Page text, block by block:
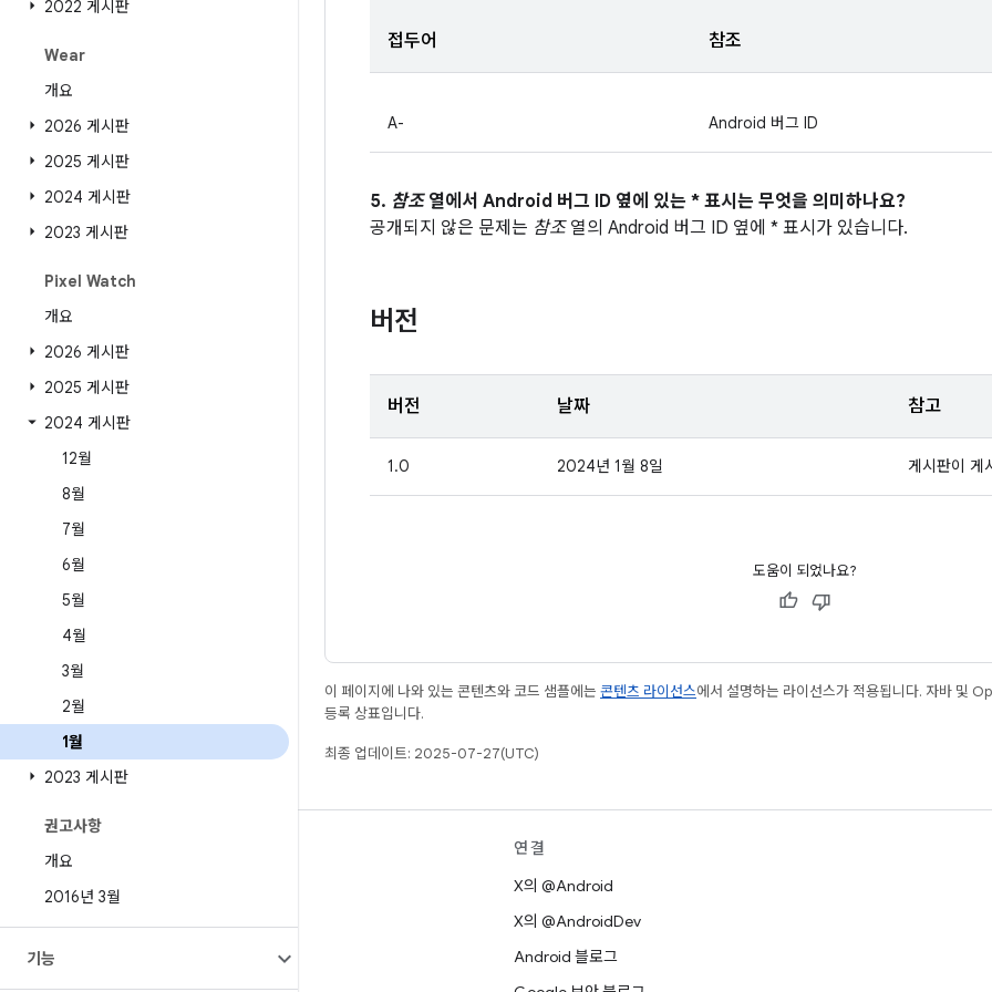
2022 게시판
Wear
개요
2026 게시판
2025 게시판
2024 게시판
2023 게시판
Pixel Watch
개요
2026 게시판
2025 게시판
2024 게시판
12월
8월
7월
6월
5월
4월
3월
2월
1월
2023 게시판
권고사항
개요
2016년 3월
기능
접두어 참조
A- Android 버그 ID
5. 참조열에서 Android 버그 ID 옆에 있는 * 표시는 무엇을 의미하나요?
공개되지 않은 문제는 참조열의 Android 버그 ID 옆에 * 표시가 있습니다.
버전
버전 날짜 참고
1.0 2024년 1월 8일 게시판이 게
도움이 되었나요?
이 페이지에 나와 있는 콘텐츠와 코드 샘플에는 콘텐츠 라이선스에서 설명하는 라이선스가 적용됩니다. 자바 및
등록 상표입니다.
최종 업데이트: 2025-07-27(UTC)
Android 저장소
다운로드
연결
X의 @Android
X의 @AndroidDev
Android 블로그